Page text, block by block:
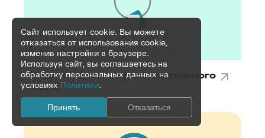
Запись меток из дополнительного
поля
Сайт использует cookie. Вы можете
отказаться от использования cookie,
изменив настройки в браузере.
Используя сайт, вы соглашаетесь на
обработку персональных данных на
условиях Политики.
Принять Отказаться